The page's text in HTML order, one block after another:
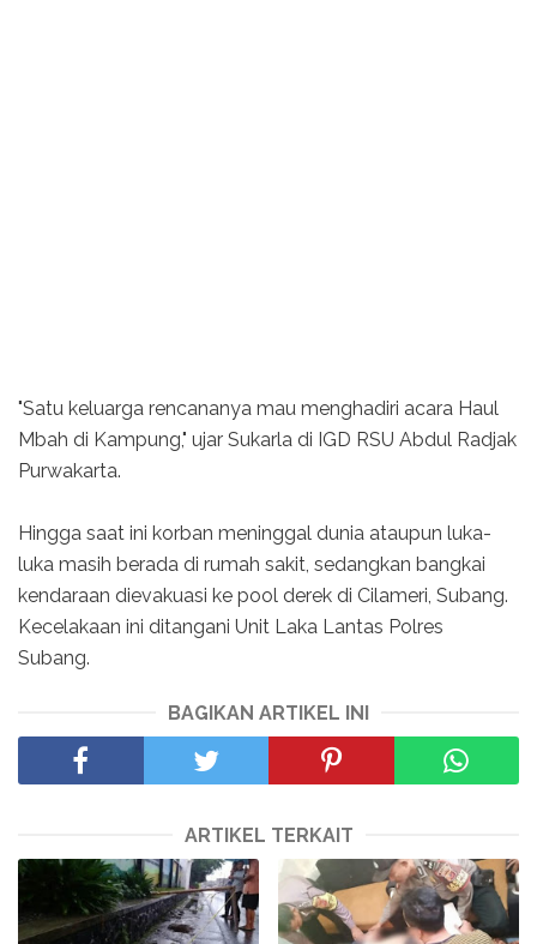
"Satu keluarga rencananya mau menghadiri acara Haul
Mbah di Kampung," ujar Sukarla di IGD RSU Abdul Radjak
Purwakarta.
Hingga saat ini korban meninggal dunia ataupun luka-
luka masih berada di rumah sakit, sedangkan bangkai
kendaraan dievakuasi ke pool derek di Cilameri, Subang.
Kecelakaan ini ditangani Unit Laka Lantas Polres
Subang.
BAGIKAN ARTIKEL INI
ARTIKEL TERKAIT